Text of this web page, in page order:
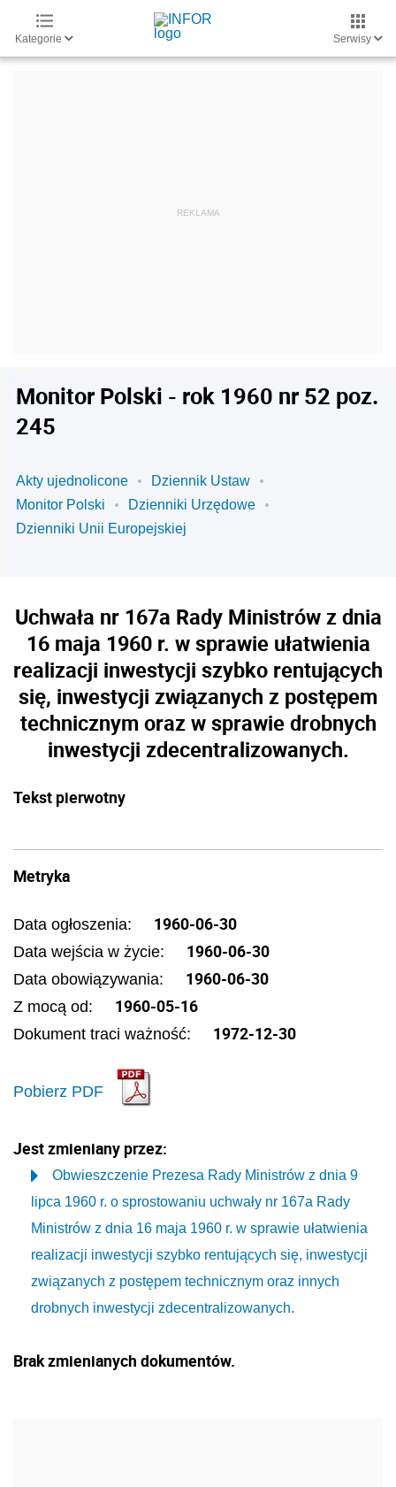
Kategorie Serwisy
Monitor Polski - rok 1960 nr 52 poz.
245
Akty ujednolicone
Dziennik Ustaw
Monitor Polski
Dzienniki Urzędowe
Dzienniki Unii Europejskiej
Uchwała nr 167a Rady Ministrów z dnia
16 maja 1960 r. w sprawie ułatwienia
realizacji inwestycji szybko rentujących
się, inwestycji związanych z postępem
technicznym oraz w sprawie drobnych
inwestycji zdecentralizowanych.
Tekst pierwotny
Metryka
Data ogłoszenia: 1960-06-30
Data wejścia w życie: 1960-06-30
Data obowiązywania: 1960-06-30
Z mocą od: 1960-05-16
Dokument traci ważność: 1972-12-30
Pobierz PDF
Jest zmieniany przez:
Obwieszczenie Prezesa Rady Ministrów z dnia 9
lipca 1960 r. o sprostowaniu uchwały nr 167a Rady
Ministrów z dnia 16 maja 1960 r. w sprawie ułatwienia
realizacji inwestycji szybko rentujących się, inwestycji
związanych z postępem technicznym oraz innych
drobnych inwestycji zdecentralizowanych.
Brak zmienianych dokumentów.